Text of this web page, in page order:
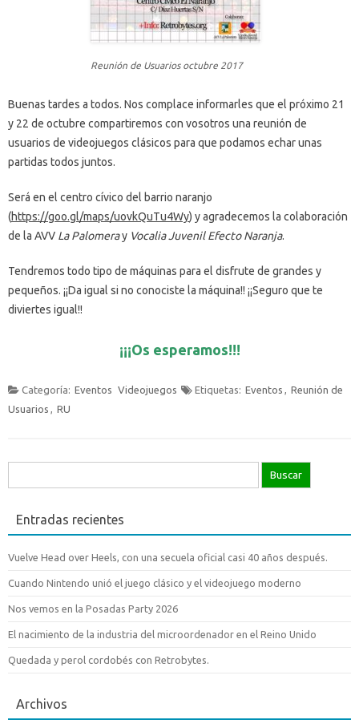
Reunión de Usuarios octubre 2017
Buenas tardes a todos. Nos complace informarles que el próximo 21
y 22 de octubre compartiremos con vosotros una reunión de
usuarios de videojuegos clásicos para que podamos echar unas
partidas todos juntos.
Será en el centro cívico del barrio naranjo
(https://goo.gl/maps/uovkQuTu4Wy) y agradecemos la colaboración
de la AVV La Palomeray Vocalia Juvenil Efecto Naranja.
Tendremos todo tipo de máquinas para el disfrute de grandes y
pequeños. ¡¡Da igual si no conociste la máquina!! ¡¡Seguro que te
diviertes igual!!
¡¡¡Os esperamos!!!
Categoría: Eventos Videojuegos Etiquetas: Eventos , Reunión de
Usuarios , RU
Entradas recientes
Vuelve Head over Heels, con una secuela oficial casi 40 años después.
Cuando Nintendo unió el juego clásico y el videojuego moderno
Nos vemos en la Posadas Party 2026
El nacimiento de la industria del microordenador en el Reino Unido
Quedada y perol cordobés con Retrobytes.
Archivos